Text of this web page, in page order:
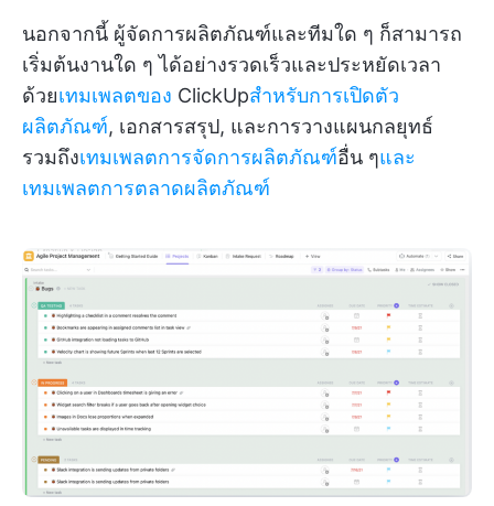
นอกจากนี้ ผู้จัดการผลิตภัณฑ์และทีมใด ๆ ก็สามารถ
เริ่มต้นงานใด ๆ ได้อย่างรวดเร็วและประหยัดเวลา
ด้วยเทมเพลตของ ClickUpสำหรับการเปิดตัว
ผลิตภัณฑ์, เอกสารสรุป, และการวางแผนกลยุทธ์
รวมถึงเทมเพลตการจัดการผลิตภัณฑ์อื่น ๆและ
เทมเพลตการตลาดผลิตภัณฑ์